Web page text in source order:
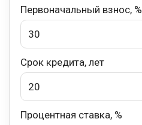
Первоначальный взнос, %
Срок кредита, лет
Процентная ставка, %